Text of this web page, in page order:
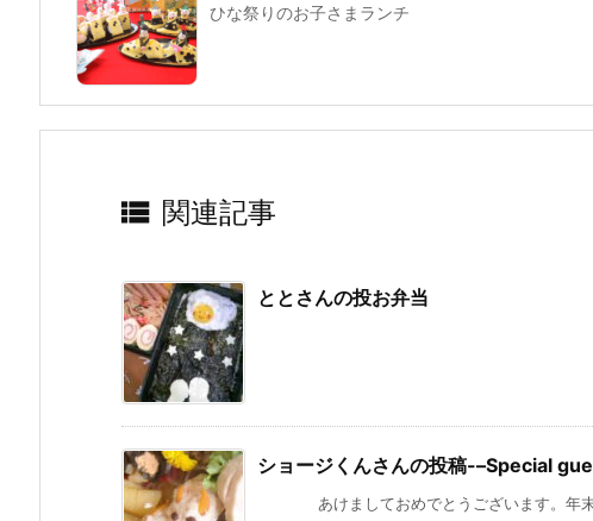
ひな祭りのお子さまランチ
 関連記事
ととさんの投お弁当
ちびぶ
ショージくんさんの投稿-–Special
あけましておめでとうございます。年末